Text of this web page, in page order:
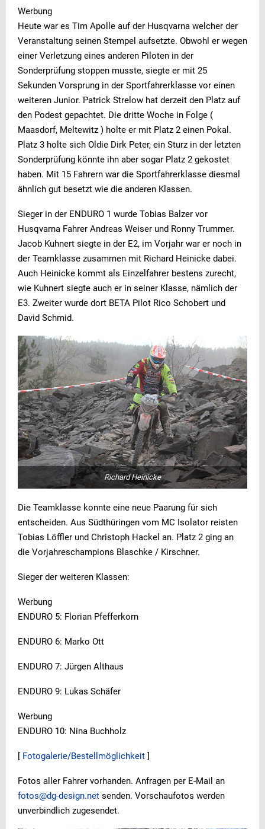
Werbung
Heute war es Tim Apolle auf der Husqvarna welcher der
Veranstaltung seinen Stempel aufsetzte. Obwohl er wegen
einer Verletzung eines anderen Piloten in der
Sonderprüfung stoppen musste, siegte er mit 25
Sekunden Vorsprung in der Sportfahrerklasse vor einen
weiteren Junior. Patrick Strelow hat derzeit den Platz auf
den Podest gepachtet. Die dritte Woche in Folge (
Maasdorf, Meltewitz ) holte er mit Platz 2 einen Pokal.
Platz 3 holte sich Oldie Dirk Peter, ein Sturz in der letzten
Sonderprüfung könnte ihn aber sogar Platz 2 gekostet
haben. Mit 15 Fahrern war die Sportfahrerklasse diesmal
ähnlich gut besetzt wie die anderen Klassen.
Sieger in der ENDURO 1 wurde Tobias Balzer vor
Husqvarna Fahrer Andreas Weiser und Ronny Trummer.
Jacob Kuhnert siegte in der E2, im Vorjahr war er noch in
der Teamklasse zusammen mit Richard Heinicke dabei.
Auch Heinicke kommt als Einzelfahrer bestens zurecht,
wie Kuhnert siegte auch er in seiner Klasse, nämlich der
E3. Zweiter wurde dort BETA Pilot Rico Schobert und
David Schmid.
Richard Heinicke
Die Teamklasse konnte eine neue Paarung für sich
entscheiden. Aus Südthüringen vom MC Isolator reisten
Tobias Löffler und Christoph Hackel an. Platz 2 ging an
die Vorjahreschampions Blaschke / Kirschner.
Sieger der weiteren Klassen:
Werbung
ENDURO 5: Florian Pfefferkorn
ENDURO 6: Marko Ott
ENDURO 7: Jürgen Althaus
ENDURO 9: Lukas Schäfer
Werbung
ENDURO 10: Nina Buchholz
[ Fotogalerie/Bestellmöglichkeit ]
Fotos aller Fahrer vorhanden. Anfragen per E-Mail an
fotos@dg-design.net senden. Vorschaufotos werden
unverbindlich zugesendet.